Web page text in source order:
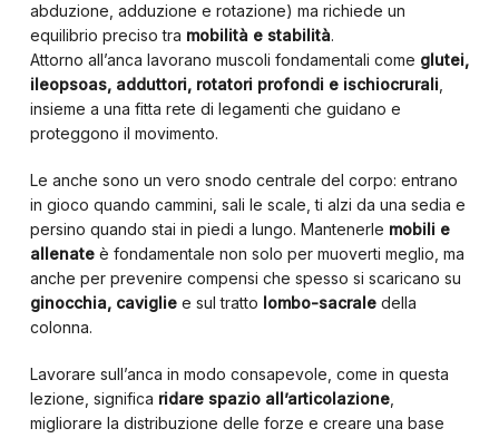
abduzione, adduzione e rotazione) ma richiede un
equilibrio preciso tra mobilità e stabilità.
Attorno all’anca lavorano muscoli fondamentali come glutei,
ileopsoas, adduttori, rotatori profondi e ischiocrurali
insieme a una fitta rete di legamenti che guidano e
proteggono il movimento.
Le anche sono un vero snodo centrale del corpo: entrano
in gioco quando cammini, sali le scale, ti alzi da una sedia e
persino quando stai in piedi a lungo. Mantenerle mobili e
allenateè fondamentale non solo per muoverti meglio, ma
anche per prevenire compensi che spesso si scaricano su
ginocchia, cavigliee sul tratto lombo-sacraledella
colonna.
Lavorare sull’anca in modo consapevole, come in questa
lezione, significa ridare spazio all’articolazione,
migliorare la distribuzione delle forze e creare una base